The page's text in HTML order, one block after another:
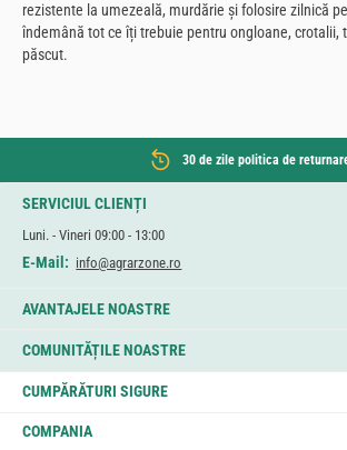
rezistente la umezeală, murdărie și folosire zilnică
îndemână tot ce îți trebuie pentru ongloane, crotalii,
păscut.
30 de zile politica de
SERVICIUL CLIENȚI
Luni. - Vineri 09:00 - 13:00
E-Mail: info@agrarzone.ro
AVANTAJELE NOASTRE
COMUNITĂȚILE NOASTRE
CUMPĂRĂTURI SIGURE
COMPANIA